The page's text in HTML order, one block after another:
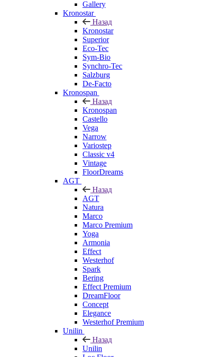
Gallery
Kronostar
Назад
Kronostar
Superior
Eco-Tec
Sym-Bio
Synchro-Tec
Salzburg
De-Facto
Kronospan
Назад
Kronospan
Castello
Vega
Narrow
Variostep
Classic v4
Vintage
FloorDreams
AGT
Назад
AGT
Natura
Marco
Marco Premium
Yoga
Armonia
Effect
Westerhof
Spark
Bering
Effect Premium
DreamFloor
Concept
Elegance
Westerhof Premium
Unilin
Назад
Unilin